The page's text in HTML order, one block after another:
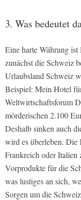
3. Was bedeutet
Eine harte Währung
zunächst die Schweiz
Urlaubsland Schweiz
Beispiel: Mein Hotel
Weltwirtschaftsforum
mörderischen 2.100
Deshalb sinken auch
wird es überleben. Die
Frankreich oder Italien
Vorprodukte für die
was lustiges an sich,
Sorgen um die